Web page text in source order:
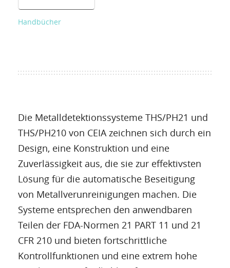
Handbücher
Die Metalldetektionssysteme THS/PH21 und
THS/PH210 von CEIA zeichnen sich durch ein
Design, eine Konstruktion und eine
Zuverlässigkeit aus, die sie zur effektivsten
Lösung für die automatische Beseitigung
von Metallverunreinigungen machen. Die
Systeme entsprechen den anwendbaren
Teilen der FDA-Normen 21 PART 11 und 21
CFR 210 und bieten fortschrittliche
Kontrollfunktionen und eine extrem hohe